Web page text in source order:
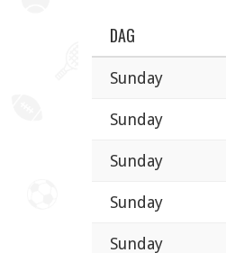
DAG
Sunday
Sunday
Sunday
Sunday
Sunday